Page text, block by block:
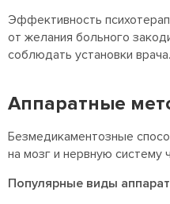
Эффективность
от желания больного
соблюдать установки врача.
Аппаратные
Безмедикаментозные
на мозг и нервную систему
Популярные виды